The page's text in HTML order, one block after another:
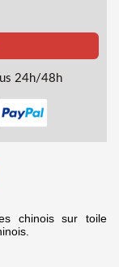
24h/48h
chinois sur toile